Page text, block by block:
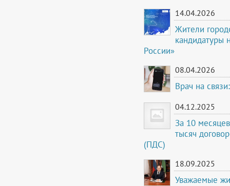
14.04.2026
Жители
кандидатуры
России»
08.04.2026
Врач на
04.12.2025
За 10
тысяч
(ПДС)
18.09.2025
Уважаемые